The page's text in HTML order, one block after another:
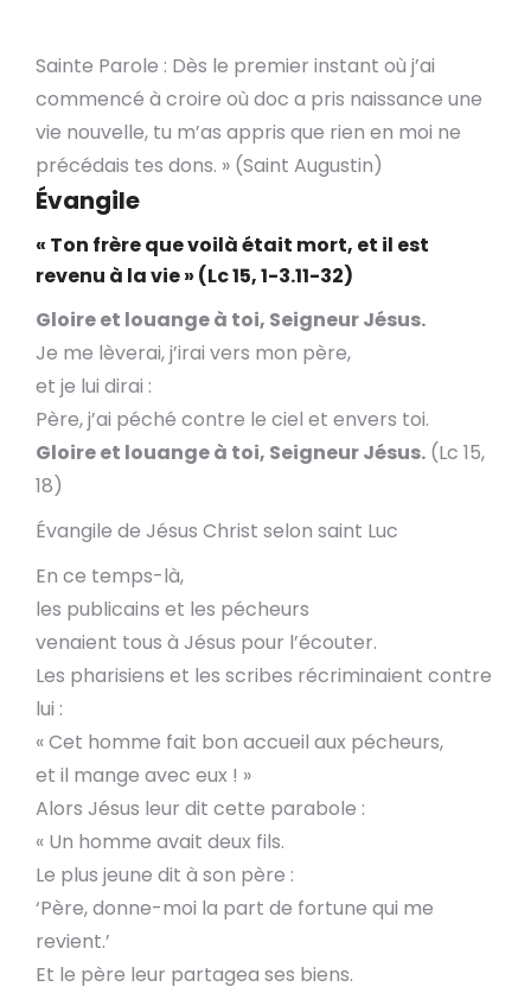
Sainte Parole : Dès le premier instant où j’ai
commencé à croire où doc a pris naissance une
vie nouvelle, tu m’as appris que rien en moi ne
précédais tes dons. » (Saint Augustin)
Évangile
« Ton frère que voilà était mort, et il est
revenu à la vie » (Lc 15, 1-3.11-32)
Gloire et louange à toi, Seigneur Jésus.
Je me lèverai, j’irai vers mon père,
et je lui dirai :
Père, j’ai péché contre le ciel et envers toi.
Gloire et louange à toi, Seigneur Jésus. (Lc 15,
18)
Évangile de Jésus Christ selon saint Luc
En ce temps-là,
les publicains et les pécheurs
venaient tous à Jésus pour l’écouter.
Les pharisiens et les scribes récriminaient contre
lui :
« Cet homme fait bon accueil aux pécheurs,
et il mange avec eux ! »
Alors Jésus leur dit cette parabole :
« Un homme avait deux fils.
Le plus jeune dit à son père :
‘Père, donne-moi la part de fortune qui me
revient.’
Et le père leur partagea ses biens.